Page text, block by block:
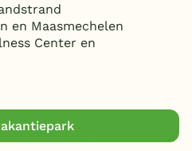
en Maasmechelen
Center en